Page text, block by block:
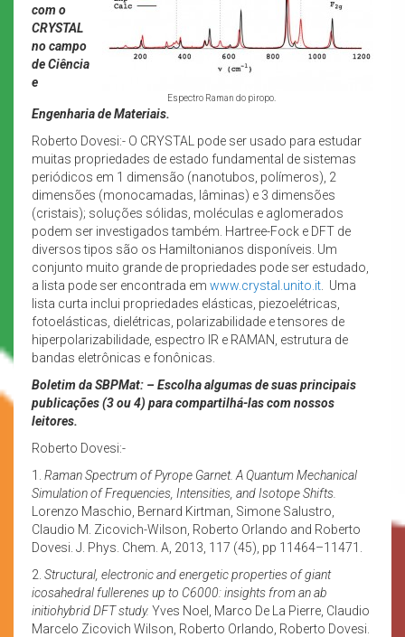
Espectro Raman do piropo.
com o
CRYSTAL
no campo
de Ciência
e
Engenharia de Materiais.
Roberto Dovesi:- O CRYSTAL pode ser usado para estudar
muitas propriedades de estado fundamental de sistemas
periódicos em 1 dimensão (nanotubos, polímeros), 2
dimensões (monocamadas, lâminas) e 3 dimensões
(cristais); soluções sólidas, moléculas e aglomerados
podem ser investigados também. Hartree-Fock e DFT de
diversos tipos são os Hamiltonianos disponíveis. Um
conjunto muito grande de propriedades pode ser estudado,
a lista pode ser encontrada em www.crystal.unito.it . Uma
lista curta inclui propriedades elásticas, piezoelétricas,
fotoelásticas, dielétricas, polarizabilidade e tensores de
hiperpolarizabilidade, espectro IR e RAMAN, estrutura de
bandas eletrônicas e fonônicas.
Boletim da SBPMat: – Escolha algumas de suas principais
publicações (3 ou 4) para compartilhá-las com nossos
leitores.
Roberto Dovesi:-
1. Raman Spectrum of Pyrope Garnet. A Quantum Mechanical
Simulation of Frequencies, Intensities, and Isotope Shifts.
Lorenzo Maschio, Bernard Kirtman, Simone Salustro,
Claudio M. Zicovich-Wilson, Roberto Orlando and Roberto
Dovesi. J. Phys. Chem. A, 2013, 117 (45), pp 11464–11471.
2. Structural, electronic and energetic properties of giant
icosahedral fullerenes up to C6000: insights from an ab
initiohybrid DFT study. Yves Noel, Marco De La Pierre, Claudio
Marcelo Zicovich Wilson, Roberto Orlando, Roberto Dovesi.